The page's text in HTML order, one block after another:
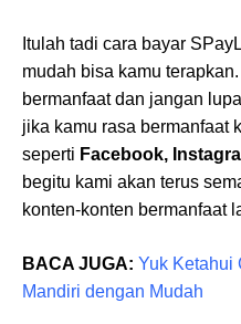
Itulah tadi cara bayar
mudah bisa kamu
bermanfaat dan jangan
jika kamu rasa bermanfaat
seperti Facebook,
begitu kami akan terus
konten-konten bermanfaat
BACA JUGA: Yuk Ketahui
Mandiri dengan Mudah